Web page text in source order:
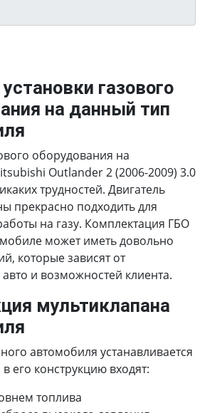
газового
на данный тип
оборудования на
Outlander 2 (2006-2009) 3.0
трудностей. Двигатель
прекрасно подходить для
на газу. Комплектация ГБО
может иметь довольно
которые зависят от
авто и возможностей клиента.
мультиклапана
автомобиля устанавливается
его конструкцию входят:
топлива